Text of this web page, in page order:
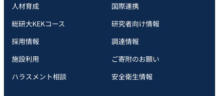
人材育成
国際連携
総研大KEKコース
研究者向け情報
採用情報
調達情報
施設利用
ご寄附のお願い
ハラスメント相談
安全衛⽣情報